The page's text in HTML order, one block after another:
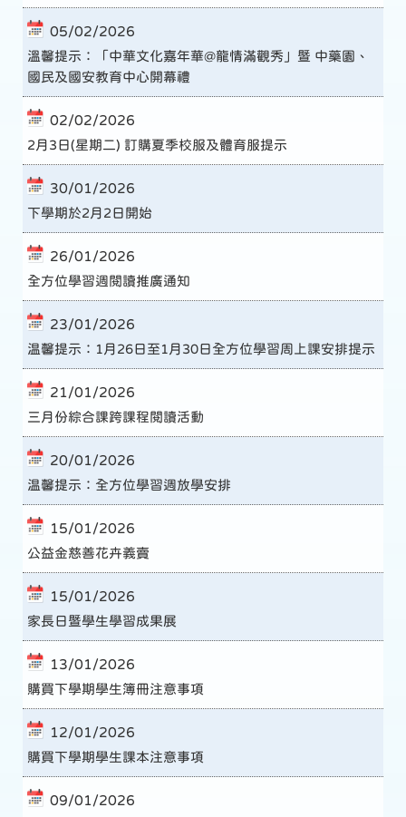
05/02/2026
溫馨提示：「中華文化嘉年華@龍情滿觀秀」暨 中藥園、
國民及國安教育中心開幕禮
02/02/2026
2月3日(星期二) 訂購夏季校服及體育服提示
30/01/2026
下學期於2月2日開始
26/01/2026
全方位學習週閱讀推廣通知
23/01/2026
温馨提示：1月26日至1月30日全方位學習周上課安排提示
21/01/2026
三月份綜合課跨課程閱讀活動
20/01/2026
温馨提示：全方位學習週放學安排
15/01/2026
公益金慈善花卉義賣
15/01/2026
家長日暨學生學習成果展
13/01/2026
購買下學期學生簿冊注意事項
12/01/2026
購買下學期學生課本注意事項
09/01/2026